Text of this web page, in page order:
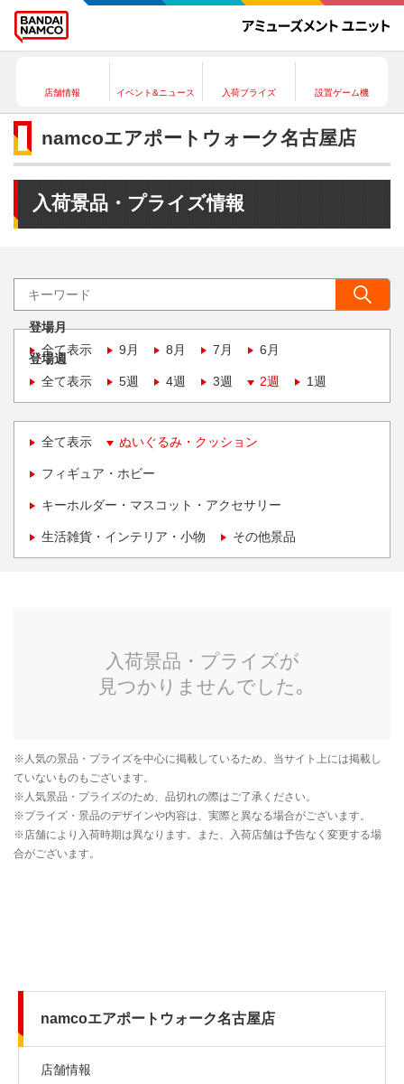
店舗情報 イベント&ニュース 入荷プライズ 設置ゲーム機
namcoエアポートウォーク名古屋店
入荷景品・プライズ情報
登場月
全て表示
9月 8月 7月 6月
登場週
全て表示
5週 4週 3週 2週 1週
全て表示 ぬいぐるみ・クッション
フィギュア・ホビー
キーホルダー・マスコット・アクセサリー
生活雑貨・インテリア・小物 その他景品
namcoエアポートウォーク名古屋店
店舗情報